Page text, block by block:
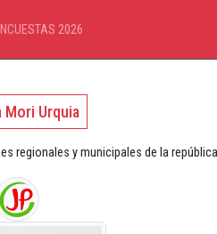
2026
Mori Urquia
regionales y municipales de la